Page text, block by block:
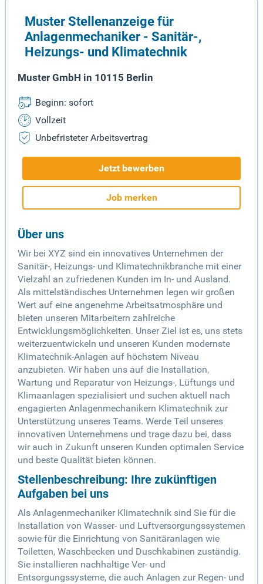
Muster Stellenanzeige für
Anlagenmechaniker - Sanitär-,
Heizungs- und Klimatechnik
Muster GmbH in 10115 Berlin
Beginn: sofort
Vollzeit
Unbefristeter Arbeitsvertrag
Jetzt bewerben
Job merken
Über uns
Wir bei XYZ sind ein innovatives Unternehmen der
Sanitär-, Heizungs- und Klimatechnikbranche mit einer
Vielzahl an zufriedenen Kunden im In- und Ausland.
Als mittelständisches Unternehmen legen wir großen
Wert auf eine angenehme Arbeitsatmosphäre und
bieten unseren Mitarbeitern zahlreiche
Entwicklungsmöglichkeiten. Unser Ziel ist es, uns stets
weiterzuentwickeln und unseren Kunden modernste
Klimatechnik-Anlagen auf höchstem Niveau
anzubieten. Wir haben uns auf die Installation,
Wartung und Reparatur von Heizungs-, Lüftungs und
Klimaanlagen spezialisiert und suchen aktuell nach
engagierten Anlagenmechanikern Klimatechnik zur
Unterstützung unseres Teams. Werde Teil unseres
innovativen Unternehmens und trage dazu bei, dass
wir auch in Zukunft unseren Kunden optimalen Service
und beste Qualität bieten können.
Stellenbeschreibung: Ihre zukünftigen
Aufgaben bei uns
Als Anlagenmechaniker Klimatechnik sind Sie für die
Installation von Wasser- und Luftversorgungssystemen
sowie für die Einrichtung von Sanitäranlagen wie
Toiletten, Waschbecken und Duschkabinen zuständig.
Sie installieren nachhaltige Ver- und
Entsorgungssysteme, die auch Anlagen zur Regen- und